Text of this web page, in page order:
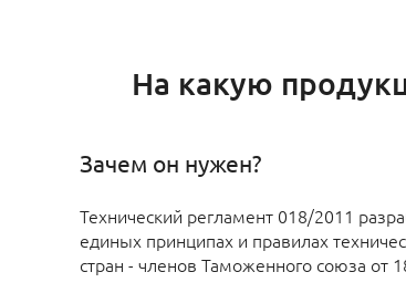
На какую
Зачем он нужен?
Технический регламент 018/2011
единых принципах и правилах
стран - членов Таможенного союза от